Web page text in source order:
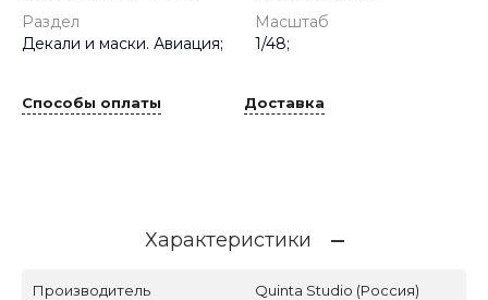
Раздел
Декали и маски. Авиация;
Масштаб
1/48;
Способы оплаты Доставка
Характеристики
Производитель Quinta Studio (Россия)